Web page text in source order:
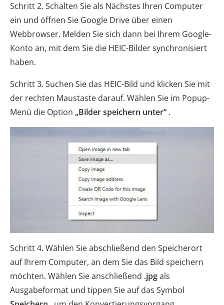
Schritt 2. Schalten Sie als Nächstes Ihren Computer
ein und öffnen Sie Google Drive über einen
Webbrowser. Melden Sie sich dann bei Ihrem Google-
Konto an, mit dem Sie die HEIC-Bilder synchronisiert
haben.
Schritt 3. Suchen Sie das HEIC-Bild und klicken Sie mit
der rechten Maustaste darauf. Wählen Sie im Popup-
Menü die Option „Bilder speichern unter“ .
Schritt 4. Wählen Sie abschließend den Speicherort
auf Ihrem Computer, an dem Sie das Bild speichern
möchten. Wählen Sie anschließend .jpgals
Ausgabeformat und tippen Sie auf das Symbol